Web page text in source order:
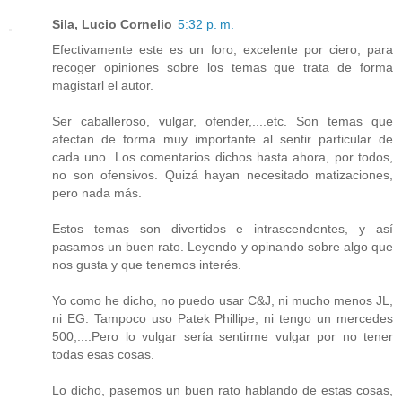
Sila, Lucio Cornelio 5:32 p. m.
Efectivamente este es un foro, excelente por ciero, para
recoger opiniones sobre los temas que trata de forma
magistarl el autor.
Ser caballeroso, vulgar, ofender,....etc. Son temas que
afectan de forma muy importante al sentir particular de
cada uno. Los comentarios dichos hasta ahora, por todos,
no son ofensivos. Quizá hayan necesitado matizaciones,
pero nada más.
Estos temas son divertidos e intrascendentes, y así
pasamos un buen rato. Leyendo y opinando sobre algo que
nos gusta y que tenemos interés.
Yo como he dicho, no puedo usar C&J, ni mucho menos JL,
ni EG. Tampoco uso Patek Phillipe, ni tengo un mercedes
500,....Pero lo vulgar sería sentirme vulgar por no tener
todas esas cosas.
Lo dicho, pasemos un buen rato hablando de estas cosas,